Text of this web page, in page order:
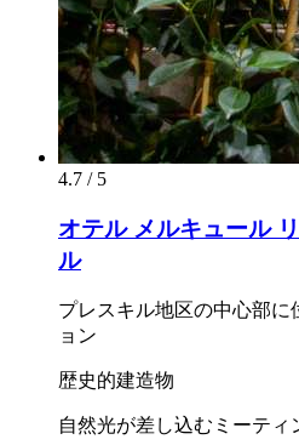
4.7 / 5
オテル メルキュール
ル
プレスキル地区の中心部
ョン
歴史的建造物
自然光が差し込むミーティ